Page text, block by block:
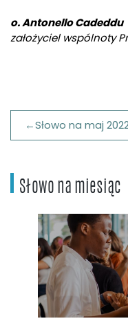
o. Antonello Cadeddu
założyciel wspólnoty
Nawigacja
wpisu
Słowo na maj
Słowo na miesiąc